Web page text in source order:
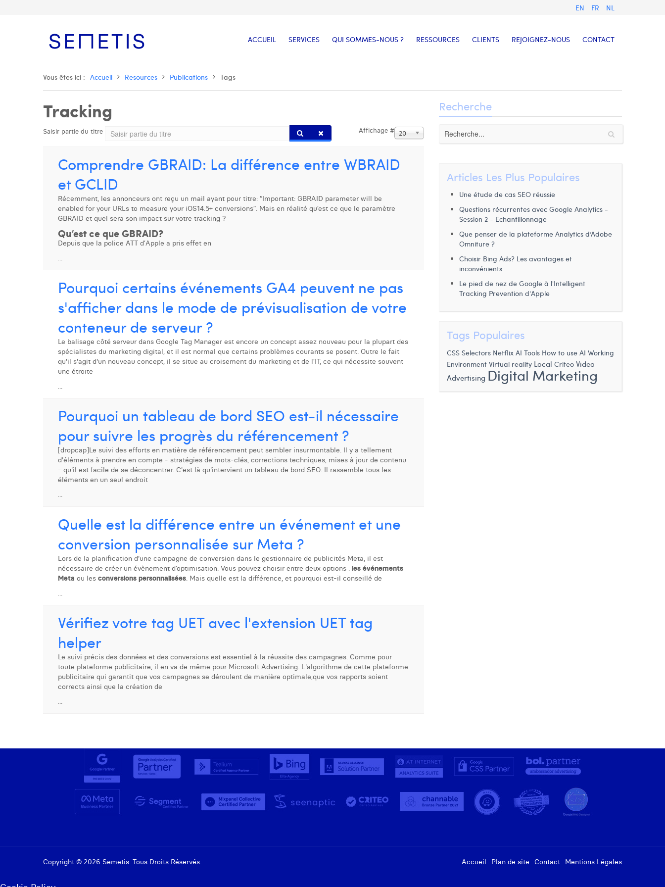
EN FR NL
ACCUEIL SERVICES QUI SOMMES-NOUS ? RESSOURCES CLIENTS REJOIGNEZ-NOUS CONTACT
Vous êtes ici : Accueil Resources Publications Tags
Tracking
Saisir partie du titre Affichage # 20
Comprendre GBRAID: La différence entre WBRAID
et GCLID
Récemment, les annonceurs ont reçu un mail ayant pour titre: “Important: GBRAID parameter will be
enabled for your URLs to measure your iOS14.5+ conversions”. Mais en réalité qu’est ce que le paramètre
GBRAID et quel sera son impact sur votre tracking ?
Qu’est ce que GBRAID?
Depuis que la police ATT d’Apple a pris effet en
...
Pourquoi certains événements GA4 peuvent ne pas
s'afficher dans le mode de prévisualisation de votre
conteneur de serveur ?
Le balisage côté serveur dans Google Tag Manager est encore un concept assez nouveau pour la plupart des
spécialistes du marketing digital, et il est normal que certains problèmes courants se posent. Outre le fait
qu'il s'agit d'un nouveau concept, il se situe au croisement du marketing et de l’IT, ce qui nécessite souvent
une étroite
...
Pourquoi un tableau de bord SEO est-il nécessaire
pour suivre les progrès du référencement ?
[dropcap]Le suivi des efforts en matière de référencement peut sembler insurmontable. Il y a tellement
d'éléments à prendre en compte - stratégies de mots-clés, corrections techniques, mises à jour de contenu
- qu'il est facile de se déconcentrer. C'est là qu'intervient un tableau de bord SEO. Il rassemble tous les
éléments en un seul endroit
...
Quelle est la différence entre un événement et une
conversion personnalisée sur Meta ?
Lors de la planification d'une campagne de conversion dans le gestionnaire de publicités Meta, il est
nécessaire de créer un évènement d’optimisation. Vous pouvez choisir entre deux options : les événements
Meta ou les conversions personnalisées. Mais quelle est la différence, et pourquoi est-il conseillé de
...
Vérifiez votre tag UET avec l'extension UET tag
helper
Le suivi précis des données et des conversions est essentiel à la réussite des campagnes. Comme pour
toute plateforme publicitaire, il en va de même pour Microsoft Advertising. L'algorithme de cette plateforme
publicitaire qui garantit que vos campagnes se déroulent de manière optimale,que vos rapports soient
corrects ainsi que la création de
...
Recherche
Articles Les Plus Populaires
Une étude de cas SEO réussie
Questions récurrentes avec Google Analytics -
Session 2 - Echantillonnage
Que penser de la plateforme Analytics d’Adobe
Omniture ?
Choisir Bing Ads? Les avantages et
inconvénients
Le pied de nez de Google à l'Intelligent
Tracking Prevention d'Apple
Tags Populaires
CSS Selectors Netflix AI Tools How to use AI Working
Environment Virtual reality Local Criteo Video
Advertising Digital Marketing
Copyright © 2026 Semetis. Tous Droits Réservés. Accueil Plan de site Contact Mentions Légales